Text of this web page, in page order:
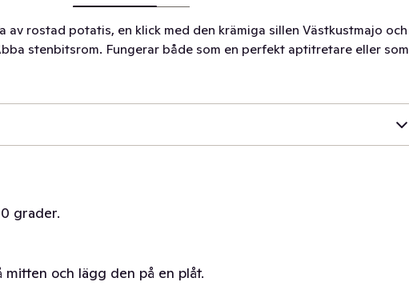
av rostad potatis, en klick med den krämiga sillen Västkustmajo och
stenbitsrom. Fungerar både som en perfekt aptitretare eller som
grader.
mitten och lägg den på en plåt.